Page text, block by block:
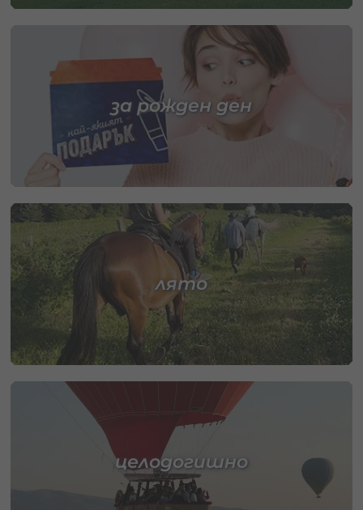
за рожден ден
лято
целодогишно